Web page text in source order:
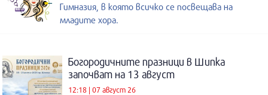
Гимназия, в която всичко се посвещава на
младите хора.
Богородичните празници в Шипка
започват на 13 август
12:18 | 07 август 26